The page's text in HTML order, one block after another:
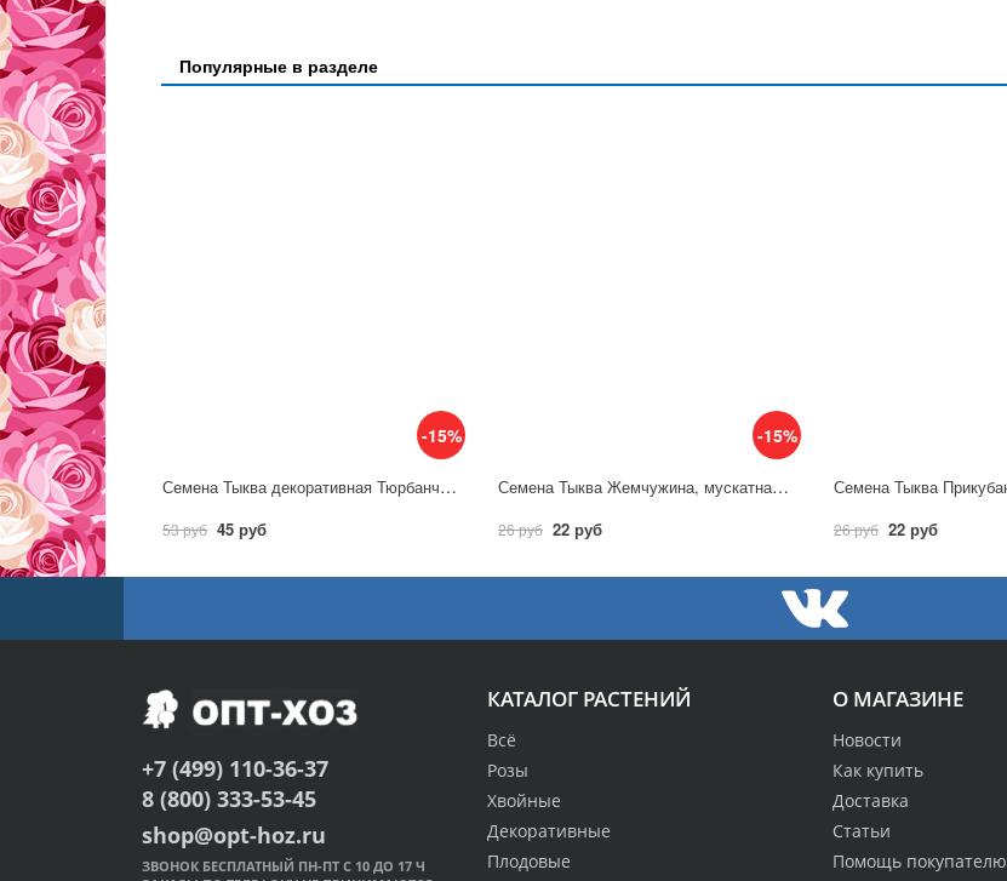
Популярные в разделе
-15%
Семена Тыква декоративная Тюрбанчик / Аэлита
53 руб 45 руб
-15%
Семена Тыква Жемчужина, мускатная 1,0 г / Гавриш
26 руб 22 руб 26 руб 22 руб
О МАГАЗИНЕ
Новости
Как купить
Доставка
Статьи
Помощь покупателю
КАТАЛОГ РАСТЕНИЙ
Всё
Розы
Хвойные
Декоративные
Плодовые
+7 (499) 110-36-37
8 (800) 333-53-45
shop@opt-hoz.ru
ЗВОНОК БЕСПЛАТНЫЙ ПН-ПТ С 10 ДО 17 Ч